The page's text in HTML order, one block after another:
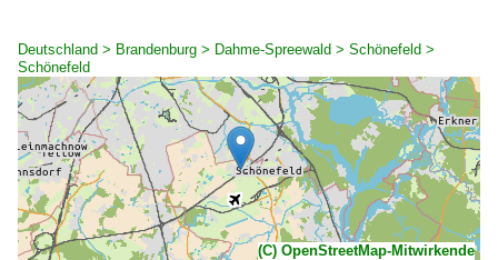
Deutschland > Brandenburg > Dahme-Spreewald > Schönefeld >
Schönefeld
(C) OpenStreetMap-Mitwirkende